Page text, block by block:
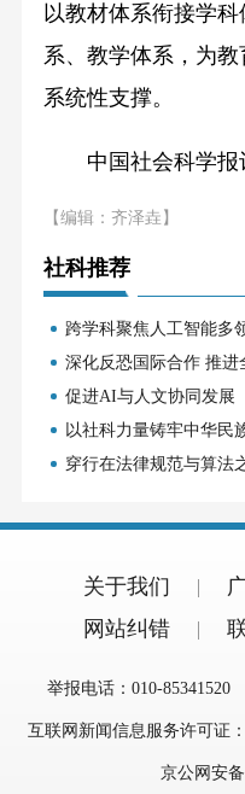
以教材体系衔接学
系、教学体系，为教
系统性支撑。
中国社会科学报
【编辑：齐泽垚】
社科推荐
跨学科聚焦人工智能多
深化反恐国际合作 推进
促进AI与人文协同发展
以社科力量铸牢中华民
穿行在法律规范与算法
关于我们
网站纠错
举报电话：010-85341520
互联网新闻信息服务许可证
京公网安备